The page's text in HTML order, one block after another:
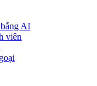
AI
viên